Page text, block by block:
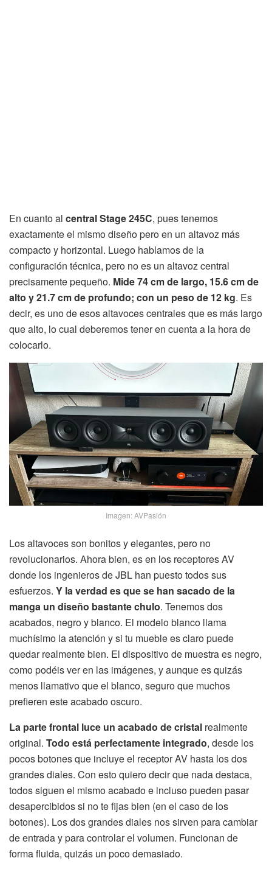
En cuanto al central Stage 245C, pues tenemos
exactamente el mismo diseño pero en un altavoz más
compacto y horizontal. Luego hablamos de la
configuración técnica, pero no es un altavoz central
precisamente pequeño. Mide 74 cm de largo, 15.6 cm de
alto y 21.7 cm de profundo; con un peso de 12 kg. Es
decir, es uno de esos altavoces centrales que es más largo
que alto, lo cual deberemos tener en cuenta a la hora de
colocarlo.
Imagen: AVPasión
Los altavoces son bonitos y elegantes, pero no
revolucionarios. Ahora bien, es en los receptores AV
donde los ingenieros de JBL han puesto todos sus
esfuerzos. Y la verdad es que se han sacado de la
manga un diseño bastante chulo. Tenemos dos
acabados, negro y blanco. El modelo blanco llama
muchísimo la atención y si tu mueble es claro puede
quedar realmente bien. El dispositivo de muestra es negro,
como podéis ver en las imágenes, y aunque es quizás
menos llamativo que el blanco, seguro que muchos
prefieren este acabado oscuro.
La parte frontal luce un acabado de cristal realmente
original. Todo está perfectamente integrado, desde los
pocos botones que incluye el receptor AV hasta los dos
grandes diales. Con esto quiero decir que nada destaca,
todos siguen el mismo acabado e incluso pueden pasar
desapercibidos si no te fijas bien (en el caso de los
botones). Los dos grandes diales nos sirven para cambiar
de entrada y para controlar el volumen. Funcionan de
forma fluida, quizás un poco demasiado.